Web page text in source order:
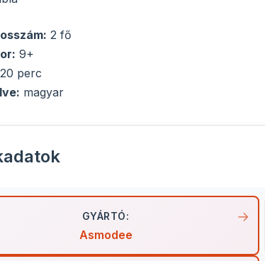
2 fő
9+
perc
magyar
GYÁRTÓ:
Asmodee